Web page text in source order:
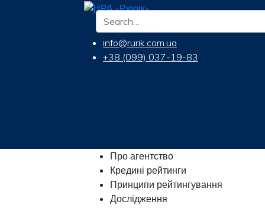
info@rurik.com.ua
+38 (099) 037-19-83
Про агентство
Кредині рейтинги
Принципи рейтингування
Дослідження